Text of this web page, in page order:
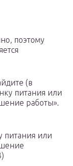
поэтому
(в
питания или
работы».
питания или